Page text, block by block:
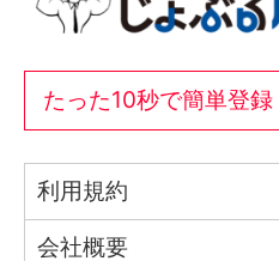
たった10秒で簡単登録
利用規約
会社概要